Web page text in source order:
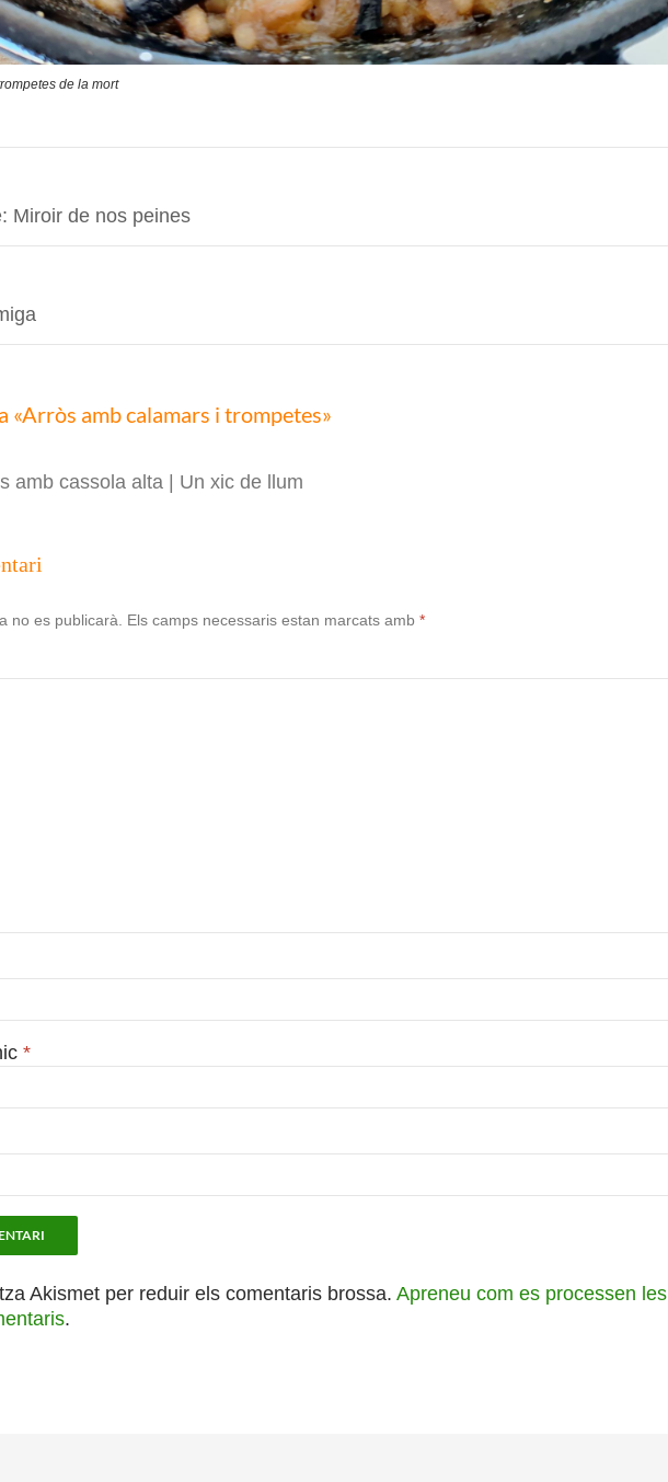
de la mort
Miroir de nos peines
«Arròs amb calamars i trompetes»
amb cassola alta | Un xic de llum
no es publicarà. Els camps necessaris estan marcats amb *
*
Akismet per reduir els comentaris brossa. Apreneu com es processen les
.